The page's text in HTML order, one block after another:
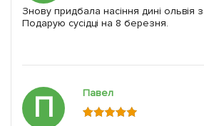
Знову придбала насіння дині ольвія
Подарую сусідці на 8 березня.
П Павел